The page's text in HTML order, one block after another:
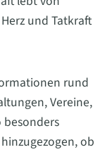
und Tatkraft
rund
Vereine,
besonders
ob